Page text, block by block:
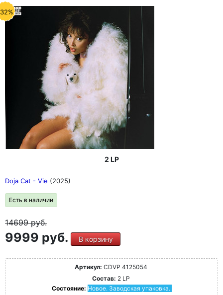
2 LP
Doja Cat - Vie (2025)
Есть в наличии
14699руб.
9999 руб. В корзину
Артикул: CDVP 4125054
Состав: 2 LP
Состояние: Новое. Заводская упаковка.